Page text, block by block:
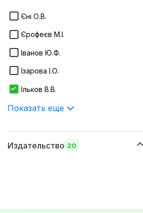
Єні О.В.
Єрофеєв М.І.
Іванов Ю.Ф.
Ізарова І.О.
Ільков В.В.
Показать еще
Издательство 20